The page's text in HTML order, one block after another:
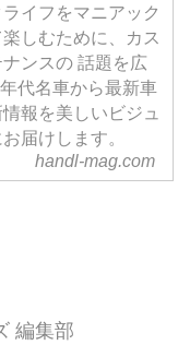
イフをマニアック
しむために、カス
ンスの 話題を広
代名車から最新車
報を美しいビジュ
届けします。
handl-mag.com
編集部